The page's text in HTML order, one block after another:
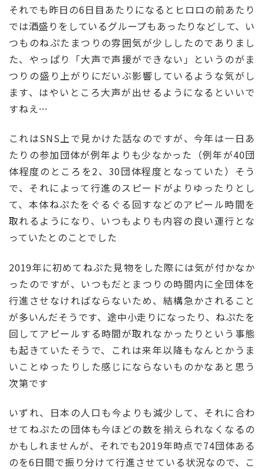
それでも昨日の6日目あたりになるとヒロロの前あたり
では酒盛りをしているグループもあったりなどして、い
つものねぷたまつりの雰囲気が少ししたのでありまし
た、やっぱり「大声で声援ができない」というのがま
つりの盛り上がりにだいぶ影響しているような気がし
ます、はやいところ大声が出せるようになるといいで
すねえ…
これはSNS上で見かけた話なのですが、今年は一日あ
たりの参加団体が例年よりも少なかった（例年が40団
体程度のところを2、30団体程度となっていた）そう
で、それによって行進のスピードがよりゆったりとし
て、本体ねぷたをぐるぐる回すなどのアピール時間を
取れるようになり、いつもよりも内容の良い運行とな
っていたとのことでした
2019年に初めてねぷた見物をした際には気が付かなか
ったのですが、いつもだとまつりの時間内に全団体を
行進させなければならないため、結構急かされること
が多いんだそうです、途中小走りになったり、ねぷたを
回してアピールする時間が取れなかったりという事態
も起きていたそうで、これは来年以降もなんとかうま
いことゆったりした感じにならないものかなあと思う
次第です
いずれ、日本の人口も今よりも減少して、それに合わ
せてねぷたの団体も今ほどの数を揃えられなくなるの
かもしれませんが、それでも2019年時点で74団体ある
のを6日間で振り分けて行進させている状況なので、こ